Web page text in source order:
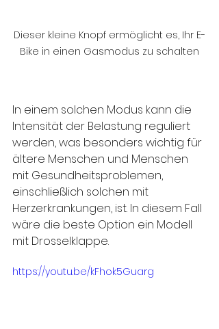
Dieser kleine Knopf ermöglicht es, Ihr E-
Bike in einen Gasmodus zu schalten
In einem solchen Modus kann die
Intensität der Belastung reguliert
werden, was besonders wichtig für
ältere Menschen und Menschen
mit Gesundheitsproblemen,
einschließlich solchen mit
Herzerkrankungen, ist. In diesem Fall
wäre die beste Option ein Modell
mit Drosselklappe.
https://youtu.be/kFhok5Guarg